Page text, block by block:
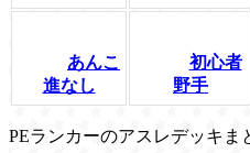
あんこ
進なし
初心者
野手
PEランカーのアスレデッキま